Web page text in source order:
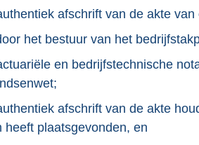
afschrift van de akte
het bestuur van het
en bedrijfstechnische
afschrift van de akte
heeft plaatsgevonden, en